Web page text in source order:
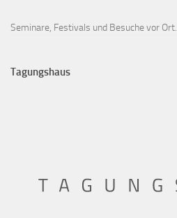
Seminare, Festivals und Besuche vor Ort.
Tagungshaus